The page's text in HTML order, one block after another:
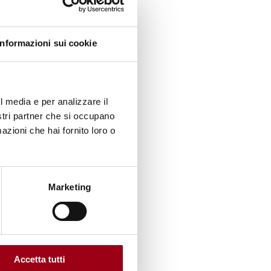
sui cookie
media e per analizzare il
partner che si occupano
che hai fornito loro o
Marketing
Accetta tutti